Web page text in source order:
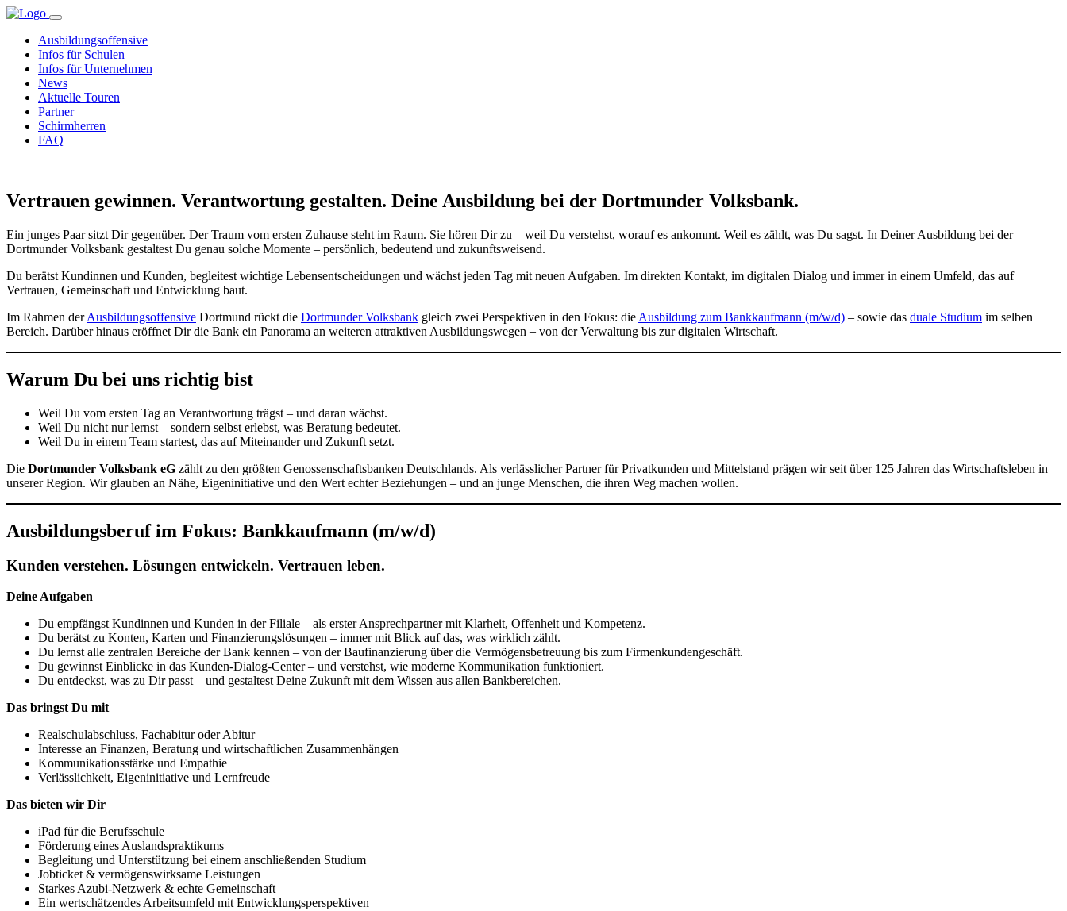
Ausbildungsoffensive
Infos für Schulen
Infos für Unternehmen
News
Aktuelle Touren
Partner
Schirmherren
FAQ
Vertrauen gewinnen. Verantwortung gestalten. Deine Ausbildung bei der Dortmunder Volksbank.
Ein junges Paar sitzt Dir gegenüber. Der Traum vom ersten Zuhause steht im Raum. Sie hören Dir zu – weil Du verstehst, worauf es ankommt. Weil es zählt, was Du sagst. In Deiner Ausbildung bei der
Dortmunder Volksbank gestaltest Du genau solche Momente – persönlich, bedeutend und zukunftsweisend.
Du berätst Kundinnen und Kunden, begleitest wichtige Lebensentscheidungen und wächst jeden Tag mit neuen Aufgaben. Im direkten Kontakt, im digitalen Dialog und immer in einem Umfeld, das auf
Vertrauen, Gemeinschaft und Entwicklung baut.
Im Rahmen derAusbildungsoffensive Dortmund rückt die Dortmunder Volksbank gleich zwei Perspektiven in den Fokus: die Ausbildung zum Bankkaufmann (m/w/d) – sowie das duale Studium im selben
Bereich. Darüber hinaus eröffnet Dir die Bank ein Panorama an weiteren attraktiven Ausbildungswegen – von der Verwaltung bis zur digitalen Wirtschaft.
Warum Du bei uns richtig bist
Weil Du vom ersten Tag an Verantwortung trägst – und daran wächst.
Weil Du nicht nur lernst – sondern selbst erlebst, was Beratung bedeutet.
Weil Du in einem Team startest, das auf Miteinander und Zukunft setzt.
Die Dortmunder Volksbank eG zählt zu den größten Genossenschaftsbanken Deutschlands. Als verlässlicher Partner für Privatkunden und Mittelstand prägen wir seit über 125 Jahren das Wirtschaftsleben in
unserer Region. Wir glauben an Nähe, Eigeninitiative und den Wert echter Beziehungen – und an junge Menschen, die ihren Weg machen wollen.
Ausbildungsberuf im Fokus: Bankkaufmann (m/w/d)
Kunden verstehen. Lösungen entwickeln. Vertrauen leben.
Deine Aufgaben
Du empfängst Kundinnen und Kunden in der Filiale – als erster Ansprechpartner mit Klarheit, Offenheit und Kompetenz.
Du berätst zu Konten, Karten und Finanzierungslösungen – immer mit Blick auf das, was wirklich zählt.
Du lernst alle zentralen Bereiche der Bank kennen – von der Baufinanzierung über die Vermögensbetreuung bis zum Firmenkundengeschäft.
Du gewinnst Einblicke in das Kunden-Dialog-Center – und verstehst, wie moderne Kommunikation funktioniert.
Du entdeckst, was zu Dir passt – und gestaltest Deine Zukunft mit dem Wissen aus allen Bankbereichen.
Das bringst Du mit
Realschulabschluss, Fachabitur oder Abitur
Interesse an Finanzen, Beratung und wirtschaftlichen Zusammenhängen
Kommunikationsstärke und Empathie
Verlässlichkeit, Eigeninitiative und Lernfreude
Das bieten wir Dir
iPad für die Berufsschule
Förderung eines Auslandspraktikums
Begleitung und Unterstützung bei einem anschließenden Studium
Jobticket & vermögenswirksame Leistungen
Starkes Azubi-Netzwerk & echte Gemeinschaft
Ein wertschätzendes Arbeitsumfeld mit Entwicklungsperspektiven